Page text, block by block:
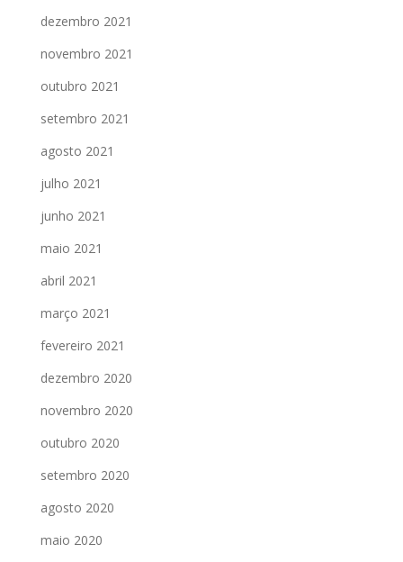
dezembro 2021
novembro 2021
outubro 2021
setembro 2021
agosto 2021
julho 2021
junho 2021
maio 2021
abril 2021
março 2021
fevereiro 2021
dezembro 2020
novembro 2020
outubro 2020
setembro 2020
agosto 2020
maio 2020